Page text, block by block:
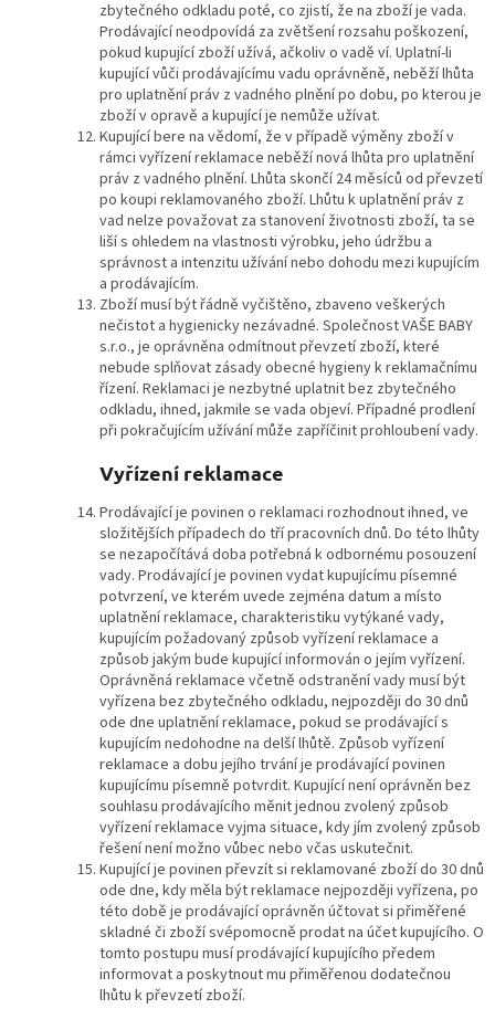
zbytečného odkladu poté, co zjistí, že na zboží je vada.
Prodávající neodpovídá za zvětšení rozsahu poškození,
pokud kupující zboží užívá, ačkoliv o vadě ví. Uplatní-li
kupující vůči prodávajícímu vadu oprávněně, neběží lhůta
pro uplatnění práv z vadného plnění po dobu, po kterou je
zboží v opravě a kupující je nemůže užívat.
Kupující bere na vědomí, že v případě výměny zboží v
rámci vyřízení reklamace neběží nová lhůta pro uplatnění
práv z vadného plnění. Lhůta skončí 24 měsíců od převzetí
po koupi reklamovaného zboží. Lhůtu k uplatnění práv z
vad nelze považovat za stanovení životnosti zboží, ta se
liší s ohledem na vlastnosti výrobku, jeho údržbu a
správnost a intenzitu užívání nebo dohodu mezi kupujícím
a prodávajícím.
Zboží musí být řádně vyčištěno, zbaveno veškerých
nečistot a hygienicky nezávadné. Společnost VAŠE BABY
s.r.o., je oprávněna odmítnout převzetí zboží, které
nebude splňovat zásady obecné hygieny k reklamačnímu
řízení. Reklamaci je nezbytné uplatnit bez zbytečného
odkladu, ihned, jakmile se vada objeví. Případné prodlení
při pokračujícím užívání může zapříčinit prohloubení vady.
Vyřízení reklamace
Prodávající je povinen o reklamaci rozhodnout ihned, ve
složitějších případech do tří pracovních dnů. Do této lhůty
se nezapočítává doba potřebná k odbornému posouzení
vady. Prodávající je povinen vydat kupujícímu písemné
potvrzení, ve kterém uvede zejména datum a místo
uplatnění reklamace, charakteristiku vytýkané vady,
kupujícím požadovaný způsob vyřízení reklamace a
způsob jakým bude kupující informován o jejím vyřízení.
Oprávněná reklamace včetně odstranění vady musí být
vyřízena bez zbytečného odkladu, nejpozději do 30 dnů
ode dne uplatnění reklamace, pokud se prodávající s
kupujícím nedohodne na delší lhůtě. Způsob vyřízení
reklamace a dobu jejího trvání je prodávající povinen
kupujícímu písemně potvrdit. Kupující není oprávněn bez
souhlasu prodávajícího měnit jednou zvolený způsob
vyřízení reklamace vyjma situace, kdy jím zvolený způsob
řešení není možno vůbec nebo včas uskutečnit.
Kupující je povinen převzít si reklamované zboží do 30 dnů
ode dne, kdy měla být reklamace nejpozději vyřízena, po
této době je prodávající oprávněn účtovat si přiměřené
skladné či zboží svépomocně prodat na účet kupujícího. O
tomto postupu musí prodávající kupujícího předem
informovat a poskytnout mu přiměřenou dodatečnou
lhůtu k převzetí zboží.